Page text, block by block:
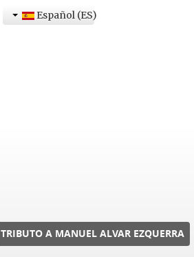
Español (ES)
TRIBUTO A MANUEL ALVAR EZQUERRA